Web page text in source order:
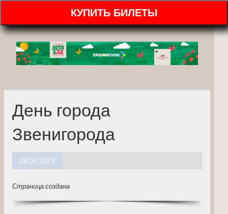
КУПИТЬ БИЛЕТЫ
День города
Звенигорода
28.09.2019
Страница создана